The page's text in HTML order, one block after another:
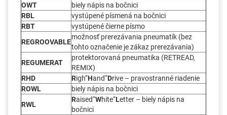
OWT
biely nápis na bočnici
RBL
vystúpené písmená na bočnici
RBT
vystúpené čierne písmo
REGROOVABLE
možnosť prerezávania pneumatík (bez
tohto označenie je zákaz prerezávania)
REGUMERAT
protektorovaná pneumatika (RETREAD,
REMIX)
RHD
Righ“Hand“Drive – pravostranné riadenie
ROWL
biely nápis na bočnici
RWL
Raised“White“Letter – biely nápis na
bočnici